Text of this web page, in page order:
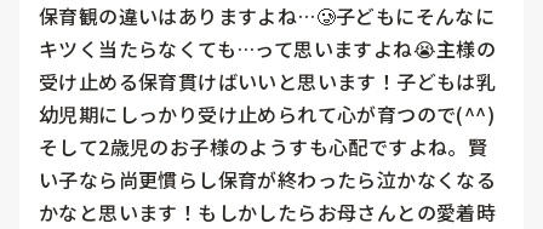
保育観の違いはありますよね…🥲子どもにそんなに
キツく当たらなくても…って思いますよね😭主様の
受け止める保育貫けばいいと思います！子どもは乳
幼児期にしっかり受け止められて心が育つので(^^)
そして2歳児のお子様のようすも心配ですよね。賢
い子なら尚更慣らし保育が終わったら泣かなくなる
かなと思います！もしかしたらお母さんとの愛着時